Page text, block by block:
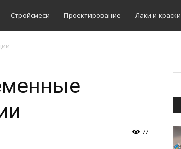
Стройсмеси Проектирование Лаки и краски
77